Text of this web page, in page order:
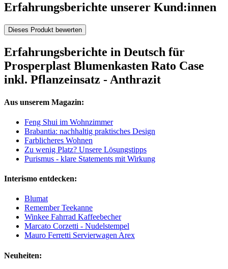
Erfahrungsberichte unserer Kund:innen
Dieses Produkt bewerten
Erfahrungsberichte in Deutsch für
Prosperplast Blumenkasten Rato Case
inkl. Pflanzeinsatz - Anthrazit
Aus unserem Magazin:
Feng Shui im Wohnzimmer
Brabantia: nachhaltig praktisches Design
Farblicheres Wohnen
Zu wenig Platz? Unsere Lösungstipps
Purismus - klare Statements mit Wirkung
Interismo entdecken:
Blumat
Remember Teekanne
Winkee Fahrrad Kaffeebecher
Marcato Corzetti - Nudelstempel
Mauro Ferretti Servierwagen Arex
Neuheiten: